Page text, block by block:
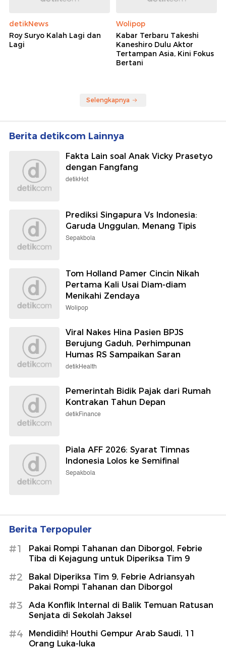
detikNews
Roy Suryo Kalah Lagi dan
Lagi
Wolipop
Kabar Terbaru Takeshi
Kaneshiro Dulu Aktor
Tertampan Asia, Kini Fokus
Bertani
Selengkapnya
Berita detikcom Lainnya
Fakta Lain soal Anak Vicky Prasetyo
dengan Fangfang
detikHot
Prediksi Singapura Vs Indonesia:
Garuda Unggulan, Menang Tipis
Sepakbola
Tom Holland Pamer Cincin Nikah
Pertama Kali Usai Diam-diam
Menikahi Zendaya
Wolipop
Viral Nakes Hina Pasien BPJS
Berujung Gaduh, Perhimpunan
Humas RS Sampaikan Saran
detikHealth
Pemerintah Bidik Pajak dari Rumah
Kontrakan Tahun Depan
detikFinance
Piala AFF 2026: Syarat Timnas
Indonesia Lolos ke Semifinal
Sepakbola
Berita Terpopuler
#1
Pakai Rompi Tahanan dan Diborgol, Febrie
Tiba di Kejagung untuk Diperiksa Tim 9
#2
Bakal Diperiksa Tim 9, Febrie Adriansyah
Pakai Rompi Tahanan dan Diborgol
#3
Ada Konflik Internal di Balik Temuan Ratusan
Senjata di Sekolah Jaksel
#4
Mendidih! Houthi Gempur Arab Saudi, 11
Orang Luka-luka